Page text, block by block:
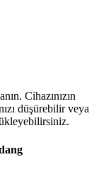
Cihazınızın
düşürebilir veya